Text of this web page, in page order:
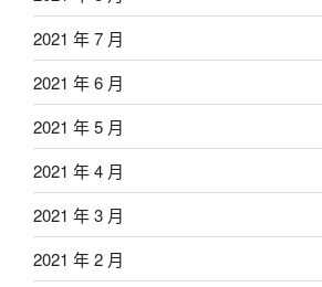
2021 年 7 月
2021 年 6 月
2021 年 5 月
2021 年 4 月
2021 年 3 月
2021 年 2 月